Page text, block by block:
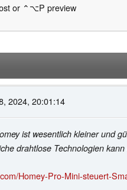
or ⌃⌥P preview
2024, 20:01:14
ist wesentlich kleiner und
drahtlose Technologien
Homey-Pro-Mini-steuert-